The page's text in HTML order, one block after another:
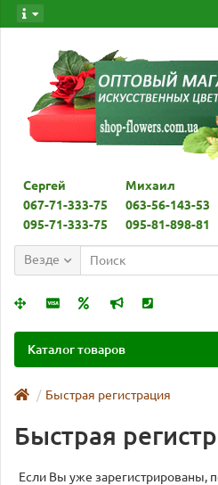
Сергей
067-71-333-75
095-71-333-75
Михаил
063-56-143-53
095-81-898-81
Везде
Каталог товаров
Быстрая регистрация
Быстрая
Если Вы уже зарегистрированы,